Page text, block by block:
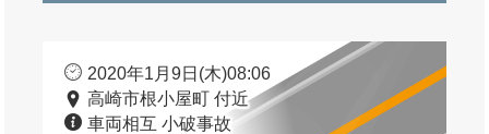
2020年1月9日(木)08:06
高崎市根小屋町 付近
車両相互 小破事故